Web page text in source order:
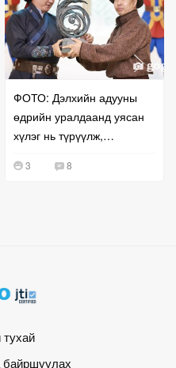
ФОТО: Дэлхийн адууны
өдрийн уралдаанд уясан
хүлэг нь түрүүлж,
шагналаа
3 8
байршуулах